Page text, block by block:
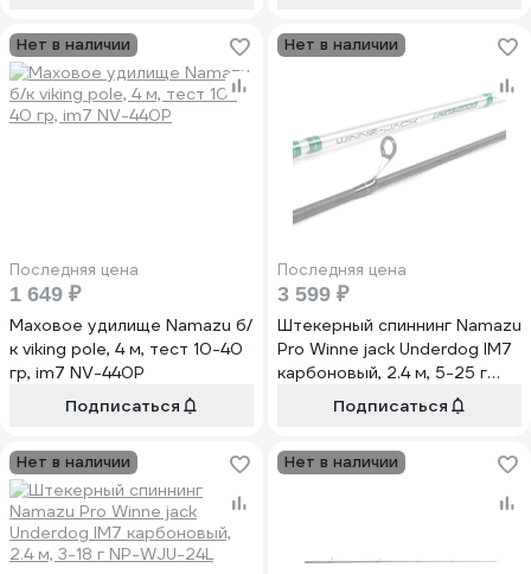
Нет в наличии
Последняя цена
1 649 ₽
Маховое удилище Namazu б/
к viking pole, 4 м, тест 10-40
гр, im7 NV-440P
Подписаться
Нет в наличии
Последняя цена
3 599 ₽
Штекерный спиннинг Namazu
Pro Winne jack Underdog IM7
карбоновый, 2.4 м, 5-25 г
NP-WJU-24MПодписаться
Нет в наличии Нет в наличии